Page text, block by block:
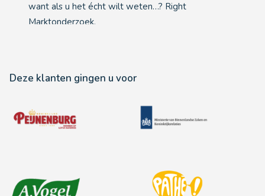
want als u het écht wilt weten…? Right
Marktonderzoek.
Deze klanten gingen u voor